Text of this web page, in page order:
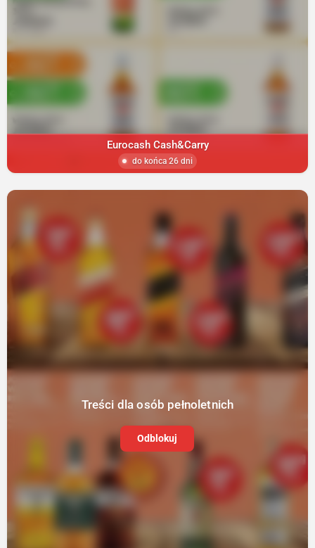
Eurocash Cash&Carry
do końca 26 dni
Treści dla osób pełnoletnich
Odblokuj